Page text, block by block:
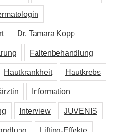
Dr. Tamara Kopp
Faltenbehandlung
Hautkrankheit Hautkrebs
Information
Interview JUVENIS
Lifting-Effekte